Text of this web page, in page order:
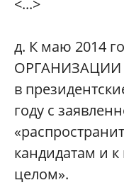
<...>
д. К маю 2014
ОРГАНИЗАЦИИ
в
году с
кандидатам и
целом».